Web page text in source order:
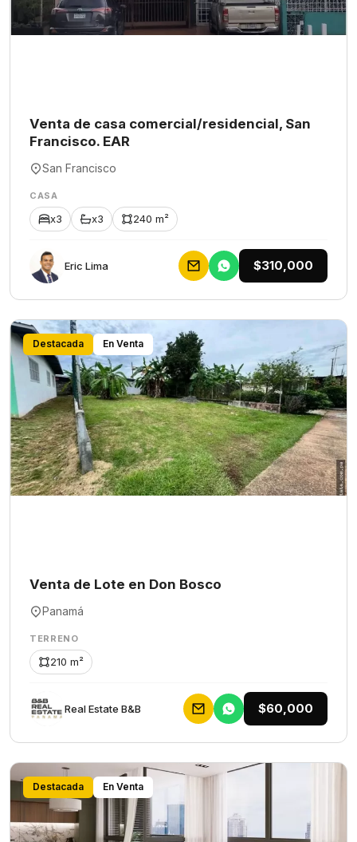
Venta de casa comercial/residencial, San
Francisco. EAR
San Francisco
CASA
x3 x3 240 m²
Eric Lima $310,000
Destacada En Venta
Venta de Lote en Don Bosco
Panamá
TERRENO
210 m²
Rеаl Еstаtе В&В $60,000
Destacada En Venta